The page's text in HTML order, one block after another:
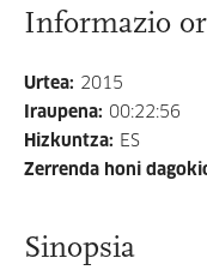
Informazio
Urtea: 2015
Iraupena: 00:22:56
Hizkuntza: ES
Zerrenda honi
Sinopsia